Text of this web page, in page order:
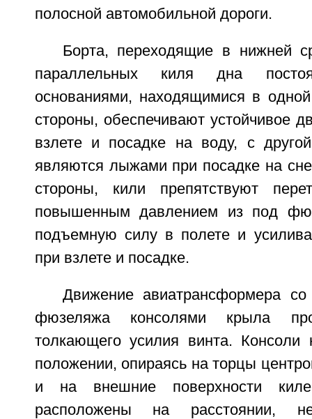
полосной автомобильной дороги.
Борта, переходящие в нижней
параллельных киля дна
основаниями, находящимися в
стороны, обеспечивают устойчивое
взлете и посадке на воду, с
являются лыжами при посадке на
стороны, кили препятствуют
повышенным давлением из под
подъемную силу в полете и
при взлете и посадке.
Движение авиатрансформера
фюзеляжа консолями крыла
толкающего усилия винта.
положении, опираясь на торцы
и на внешние поверхности
расположены на расстоянии,